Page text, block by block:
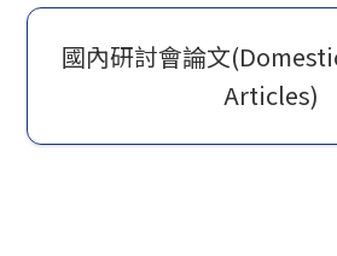
國內研討會論文
Articles)